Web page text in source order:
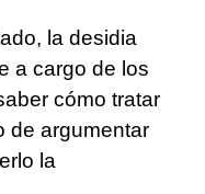
la desidia
a cargo de los
cómo tratar
de argumentar
la